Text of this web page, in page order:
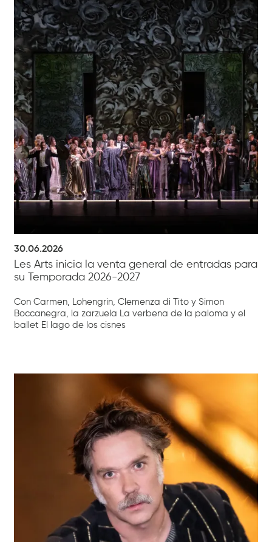
30.06.2026
Les Arts inicia la venta general de entradas para
su Temporada 2026-2027
Con Carmen, Lohengrin, Clemenza di Tito y Simon
Boccanegra, la zarzuela La verbena de la paloma y el
ballet El lago de los cisnes